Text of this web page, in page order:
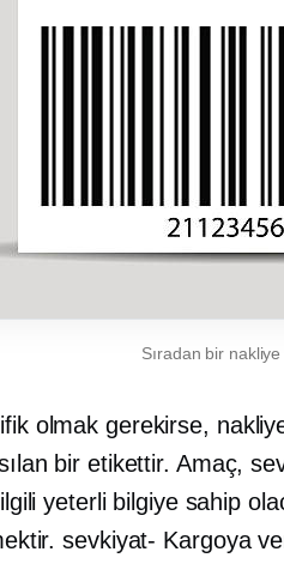
Sıradan bir
olmak gerekirse,
bir etikettir. Amaç,
yeterli bilgiye sahip
sevkiyat- Kargoya